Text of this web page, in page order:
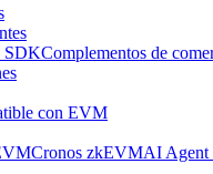
SDKComplementos de
con EVM
Cronos zkEVMAI Agent